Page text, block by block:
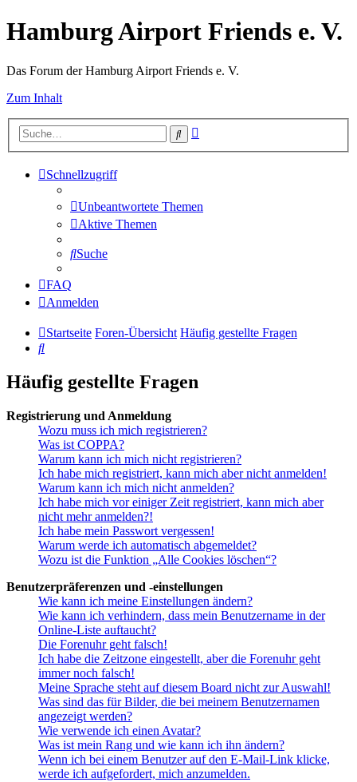
Hamburg Airport Friends e. V.
Das Forum der Hamburg Airport Friends e. V.
Zum Inhalt
Suche
Schnellzugriff
Unbeantwortete Themen
Aktive Themen
Suche
FAQ
Anmelden
Startseite Foren-Übersicht Häufig gestellte Fragen
Suche
Häufig gestellte Fragen
Registrierung und Anmeldung
Wozu muss ich mich registrieren?
Was ist COPPA?
Warum kann ich mich nicht registrieren?
Ich habe mich registriert, kann mich aber nicht anmelden!
Warum kann ich mich nicht anmelden?
Ich habe mich vor einiger Zeit registriert, kann mich aber
nicht mehr anmelden?!
Ich habe mein Passwort vergessen!
Warum werde ich automatisch abgemeldet?
Wozu ist die Funktion „Alle Cookies löschen“?
Benutzerpräferenzen und -einstellungen
Wie kann ich meine Einstellungen ändern?
Wie kann ich verhindern, dass mein Benutzername in der
Online-Liste auftaucht?
Die Forenuhr geht falsch!
Ich habe die Zeitzone eingestellt, aber die Forenuhr geht
immer noch falsch!
Meine Sprache steht auf diesem Board nicht zur Auswahl!
Was sind das für Bilder, die bei meinem Benutzernamen
angezeigt werden?
Wie verwende ich einen Avatar?
Was ist mein Rang und wie kann ich ihn ändern?
Wenn ich bei einem Benutzer auf den E-Mail-Link klicke,
werde ich aufgefordert, mich anzumelden.